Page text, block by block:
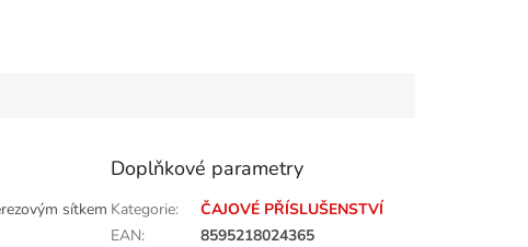
sítkem
Doplňkové parametry
Kategorie:
ČAJOVÉ PŘÍSLUŠENSTVÍ
EAN: 8595218024365